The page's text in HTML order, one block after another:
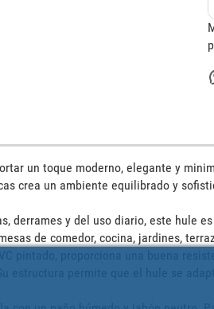
un toque moderno, elegante y
crea un ambiente equilibrado y
derrames y del uso diario, este hule
de comedor, cocina, jardines,